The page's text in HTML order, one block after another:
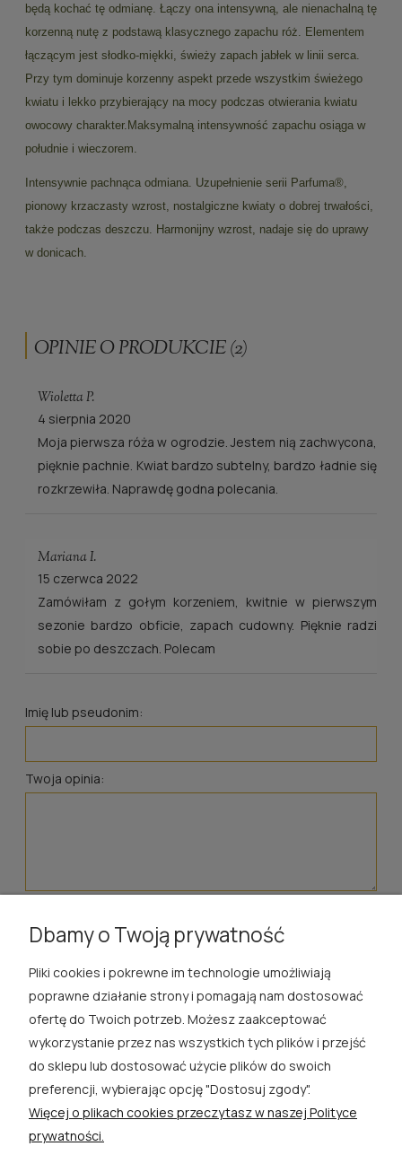
będą kochać tę odmianę. Łączy ona intensywną, ale nienachalną tę
korzenną nutę z podstawą klasycznego zapachu róż. Elementem
łączącym jest słodko-miękki, świeży zapach jabłek w linii serca.
Przy tym dominuje korzenny aspekt przede wszystkim świeżego
kwiatu i lekko przybierający na mocy podczas otwierania kwiatu
owocowy charakter. Maksymalną intensywność zapachu osiąga w
południe i wieczorem.
Intensywnie pachnąca odmiana. Uzupełnienie serii Parfuma®,
pionowy krzaczasty wzrost, nostalgiczne kwiaty o dobrej trwałości,
także podczas deszczu. Harmonijny wzrost, nadaje się do uprawy
w donicach.
OPINIE O PRODUKCIE (2)
Wioletta P.
4 sierpnia 2020
Moja pierwsza róża w ogrodzie. Jestem nią zachwycona,
pięknie pachnie. Kwiat bardzo subtelny, bardzo ładnie się
rozkrzewiła. Naprawdę godna polecania.
Mariana I.
15 czerwca 2022
Zamówiłam z gołym korzeniem, kwitnie w pierwszym
sezonie bardzo obficie, zapach cudowny. Pięknie radzi
sobie po deszczach. Polecam
Imię lub pseudonim:
Twoja opinia:
ROSA ĆWIK
SKLEP
EXTRA
Dbamy o Twoją prywatność
Pliki cookies i pokrewne im technologie umożliwiają
poprawne działanie strony i pomagają nam dostosować
ofertę do Twoich potrzeb. Możesz zaakceptować
wykorzystanie przez nas wszystkich tych plików i przejść
do sklepu lub dostosować użycie plików do swoich
preferencji, wybierając opcję "Dostosuj zgody".
Więcej o plikach cookies przeczytasz w naszej Polityce
prywatności.